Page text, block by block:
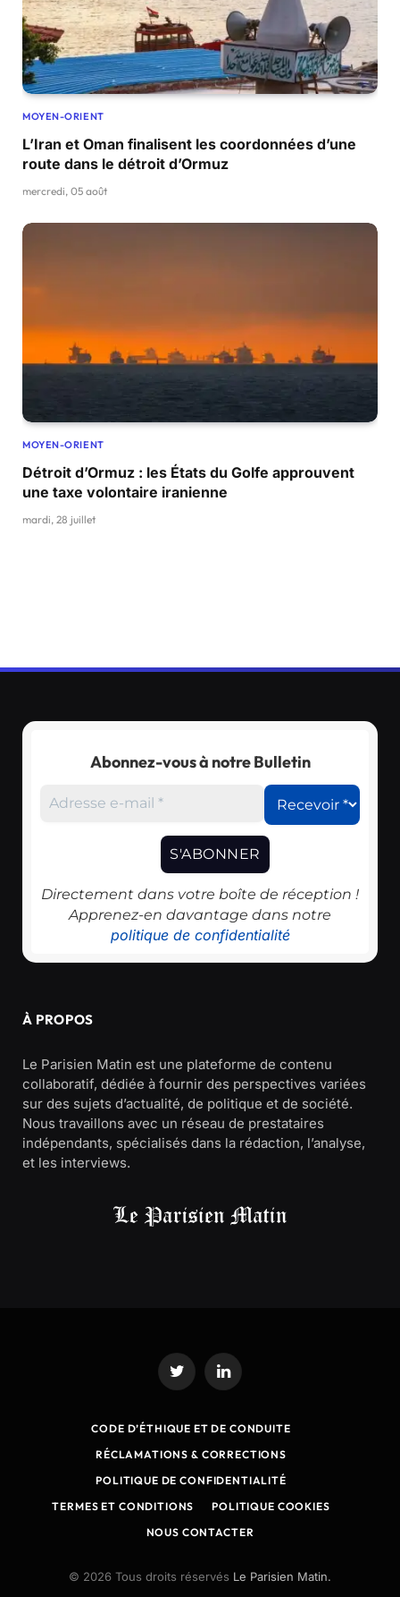
MOYEN-ORIENT
L’Iran et Oman finalisent les coordonnées d’une
route dans le détroit d’Ormuz
mercredi, 05 août
MOYEN-ORIENT
Détroit d’Ormuz : les États du Golfe approuvent
une taxe volontaire iranienne
mardi, 28 juillet
Abonnez-vous à notre Bulletin
Directement dans votre boîte de réception !
Apprenez-en davantage dans notre
politique de confidentialité
À PROPOS
Le Parisien Matin est une plateforme de contenu
collaboratif, dédiée à fournir des perspectives variées
sur des sujets d’actualité, de politique et de société.
Nous travaillons avec un réseau de prestataires
indépendants, spécialisés dans la rédaction, l’analyse,
et les interviews.
Twitter LinkedIn
CODE D’ÉTHIQUE ET DE CONDUITE
RÉCLAMATIONS & CORRECTIONS
POLITIQUE DE CONFIDENTIALITÉ
TERMES ET CONDITIONS
POLITIQUE COOKIES
NOUS CONTACTER
© 2026 Tous droits réservés Le Parisien Matin.